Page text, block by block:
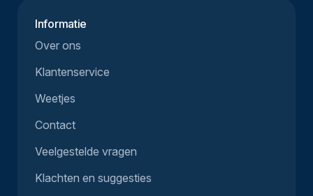
Informatie
Over ons
Klantenservice
Weetjes
Contact
Veelgestelde vragen
Klachten en suggesties